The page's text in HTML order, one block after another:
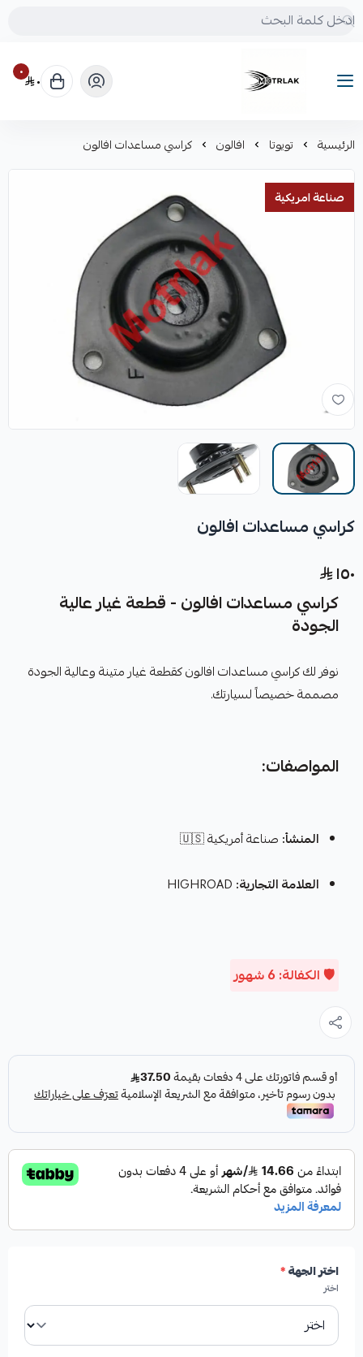
Motrlak
٠ ٠
الرئيسية تويوتا افالون كراسي مساعدات افالون
صناعة امريكية
كراسي مساعدات افالون
١٥٠
كراسي مساعدات افالون - قطعة غيار عالية
الجودة
نوفر لك كراسي مساعدات افالون كقطعة غيار متينة وعالية الجودة
مصممة خصيصاً لسيارتك.
المواصفات:
المنشأ: صناعة أمريكية 🇺🇸
العلامة التجارية:
🛡️ الكفالة: 6 شهور
اختر الجهة*
اختر